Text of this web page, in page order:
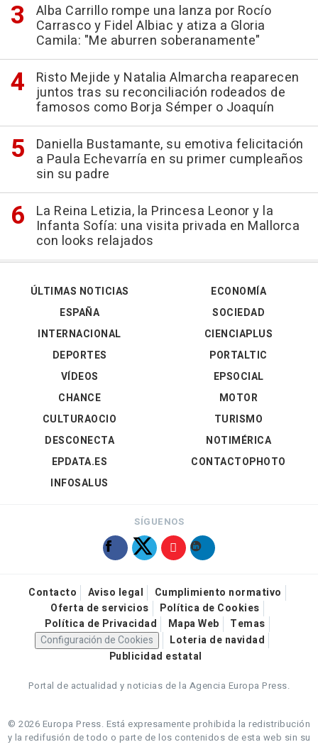
Alba Carrillo rompe una lanza por Rocío
Carrasco y Fidel Albiac y atiza a Gloria
Camila: "Me aburren soberanamente"
Risto Mejide y Natalia Almarcha reaparecen
juntos tras su reconciliación rodeados de
famosos como Borja Sémper o Joaquín
Daniella Bustamante, su emotiva felicitación
a Paula Echevarría en su primer cumpleaños
sin su padre
La Reina Letizia, la Princesa Leonor y la
Infanta Sofía: una visita privada en Mallorca
con looks relajados
ÚLTIMAS NOTICIAS
ESPAÑA
INTERNACIONAL
DEPORTES
VÍDEOS
ECONOMÍA
SOCIEDAD
CIENCIAPLUS
PORTALTIC
EPSOCIAL
CHANCE
CULTURAOCIO
DESCONECTA
EPDATA.ES
INFOSALUS
MOTOR
TURISMO
NOTIMÉRICA
CONTACTOPHOTO
SÍGUENOS
Contacto Aviso legal
Cumplimiento normativo
Oferta de servicios
Política de Cookies
Política de Privacidad
Mapa Web
Temas
Configuración de Cookies
Loteria de navidad
Publicidad estatal
Portal de actualidad y noticias de la Agencia Europa Press.
© 2026 Europa Press. Está expresamente prohibida la redistribución
y la redifusión de todo o parte de los contenidos de esta web sin su